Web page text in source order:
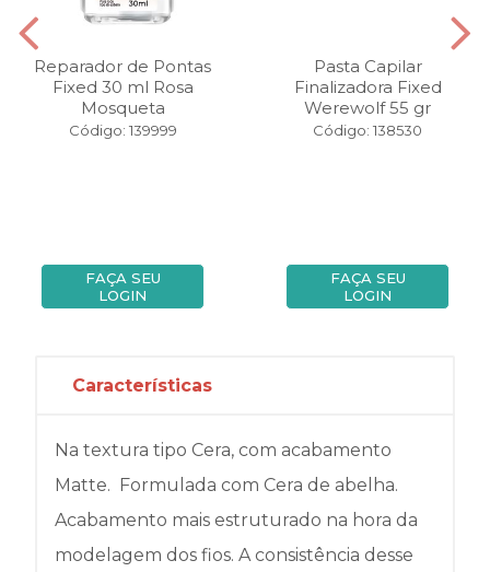
Reparador de Pontas
Fixed 30 ml Rosa
Mosqueta
Código: 139999
FAÇA SEU
LOGIN
Pasta Capilar
Finalizadora Fixed
Werewolf 55 gr
Código: 138530
FAÇA SEU
LOGIN
Características
Na textura tipo Cera, com acabamento
Matte. Formulada com Cera de abelha.
Acabamento mais estruturado na hora da
modelagem dos fios. A consistência desse